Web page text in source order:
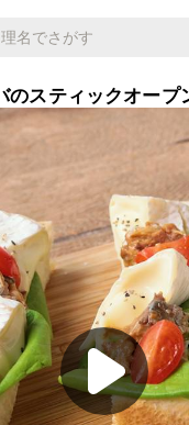
のスティックオープ